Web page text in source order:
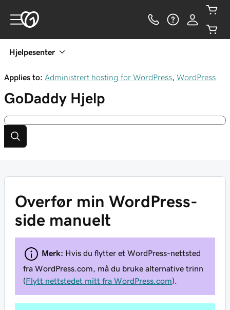
Hjelpesenter
Applies to: Administrert hosting for WordPress WordPress
GoDaddy Hjelp
Overfør min WordPress-
side manuelt
Merk: Hvis du flytter et WordPress-nettsted
fra WordPress.com, må du bruke alternative trinn
(Flytt nettstedet mitt fra WordPress.com).